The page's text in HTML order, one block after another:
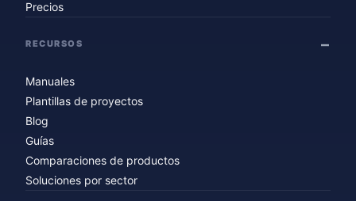
Precios
RECURSOS
Manuales
Plantillas de proyectos
Blog
Guías
Comparaciones de productos
Soluciones por sector